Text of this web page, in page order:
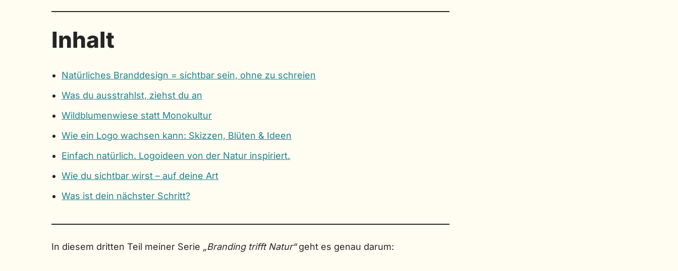
Inhalt
Natürliches Branddesign = sichtbar sein, ohne zu schreien
Was du ausstrahlst, ziehst du an
Wildblumenwiese statt Monokultur
Wie ein Logo wachsen kann: Skizzen, Blüten & Ideen
Einfach natürlich. Logoideen von der Natur inspiriert.
Wie du sichtbar wirst – auf deine Art
Was ist dein nächster Schritt?
In diesem dritten Teil meiner Serie „Branding trifft Natur“geht es genau darum: